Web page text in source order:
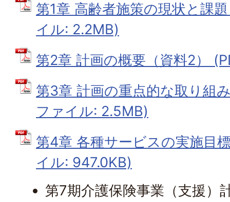
第1章 高齢者施策の現状と課
イル: 2.2MB)
第2章 計画の概要（資料2）
第3章 計画の重点的な取り組
ファイル: 2.5MB)
第4章 各種サービスの実施目
イル: 947.0KB)
第7期介護保険事業（支援）